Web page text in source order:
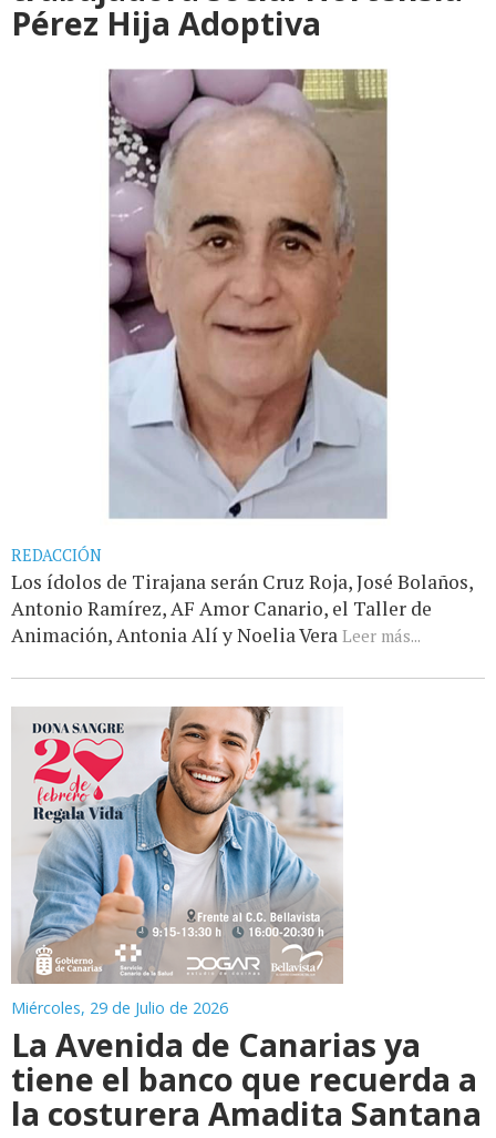
Pérez Hija Adoptiva
REDACCIÓN
Los ídolos de Tirajana serán Cruz Roja, José Bolaños,
Antonio Ramírez, AF Amor Canario, el Taller de
Animación, Antonia Alí y Noelia Vera Leer más...
Miércoles, 29 de Julio de 2026
La Avenida de Canarias ya
tiene el banco que recuerda a
la costurera Amadita Santana